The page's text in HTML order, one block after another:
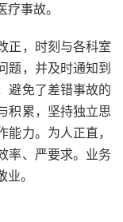
事故。
，时刻与各科室
题，并及时通知到
避免了差错事故的
积累，坚持独立思
力。为人正直，
率、严要求。业务
。